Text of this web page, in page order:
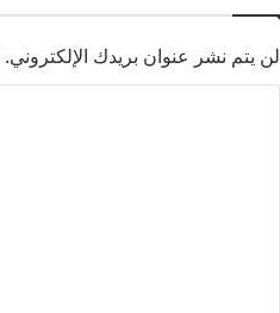
لن يتم نشر عنوان بريدك الإلكتروني.